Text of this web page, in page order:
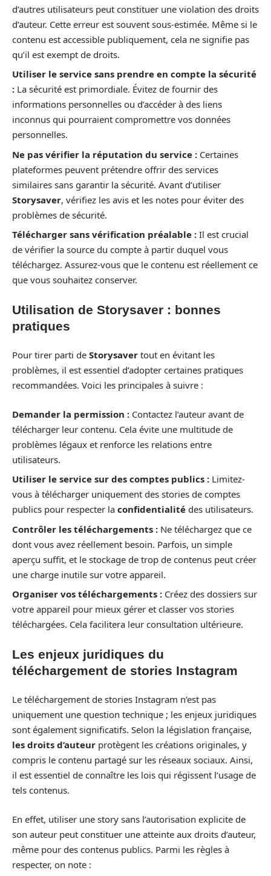
d’autres utilisateurs peut constituer une violation des droits
d’auteur. Cette erreur est souvent sous-estimée. Même si le
contenu est accessible publiquement, cela ne signifie pas
qu’il est exempt de droits.
Utiliser le service sans prendre en compte la sécurité
: La sécurité est primordiale. Évitez de fournir des
informations personnelles ou d’accéder à des liens
inconnus qui pourraient compromettre vos données
personnelles.
Ne pas vérifier la réputation du service : Certaines
plateformes peuvent prétendre offrir des services
similaires sans garantir la sécurité. Avant d’utiliser
Storysaver, vérifiez les avis et les notes pour éviter des
problèmes de sécurité.
Télécharger sans vérification préalable : Il est crucial
de vérifier la source du compte à partir duquel vous
téléchargez. Assurez-vous que le contenu est réellement ce
que vous souhaitez conserver.
Utilisation de Storysaver : bonnes
pratiques
Pour tirer parti de Storysaver tout en évitant les
problèmes, il est essentiel d’adopter certaines pratiques
recommandées. Voici les principales à suivre :
Demander la permission : Contactez l’auteur avant de
télécharger leur contenu. Cela évite une multitude de
problèmes légaux et renforce les relations entre
utilisateurs.
Utiliser le service sur des comptes publics : Limitez-
vous à télécharger uniquement des stories de comptes
publics pour respecter la confidentialité des utilisateurs.
Contrôler les téléchargements : Ne téléchargez que ce
dont vous avez réellement besoin. Parfois, un simple
aperçu suffit, et le stockage de trop de contenus peut créer
une charge inutile sur votre appareil.
Organiser vos téléchargements : Créez des dossiers sur
votre appareil pour mieux gérer et classer vos stories
téléchargées. Cela facilitera leur consultation ultérieure.
Les enjeux juridiques du
téléchargement de stories Instagram
Le téléchargement de stories Instagram n’est pas
uniquement une question technique ; les enjeux juridiques
sont également significatifs. Selon la législation française,
les droits d’auteur protègent les créations originales, y
compris le contenu partagé sur les réseaux sociaux. Ainsi,
il est essentiel de connaître les lois qui régissent l’usage de
tels contenus.
En effet, utiliser une story sans l’autorisation explicite de
son auteur peut constituer une atteinte aux droits d’auteur,
même pour des contenus publics. Parmi les règles à
respecter, on note :